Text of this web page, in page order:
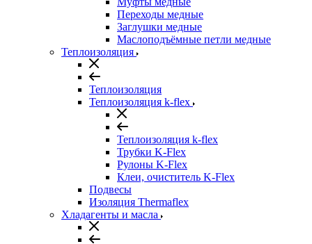
Переходы медные
Заглушки медные
Маслоподъёмные петли медные
Теплоизоляция
Теплоизоляция
Теплоизоляция k-flex
Теплоизоляция k-flex
Трубки K-Flex
Рулоны K-Flex
Клеи, очиститель K-Flex
Подвесы
Изоляция Thermaflex
Хладагенты и масла